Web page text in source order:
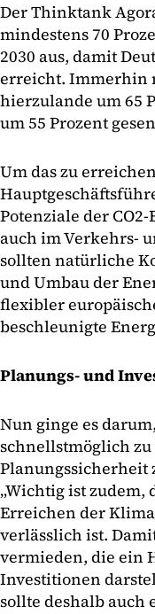
Der Thinktank
mindestens 70
2030 aus, damit
erreicht. Immerhin
hierzulande um 65
um 55 Prozent
Um das zu
Potenziale der
auch im Verkehrs-
sollten natürliche
und Umbau der
flexibler
beschleunigte
Planungs- und
Nun ginge es
schnellstmöglich
Planungssicherheit
„Wichtig ist zudem,
Erreichen der
verlässlich ist.
vermieden, die ein
Investitionen
sollte deshalb auch